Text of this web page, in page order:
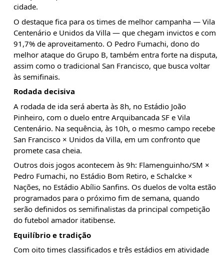
cidade.
O destaque fica para os times de melhor campanha — Vila
Centenário e Unidos da Villa — que chegam invictos e com
91,7% de aproveitamento. O Pedro Fumachi, dono do
melhor ataque do Grupo B, também entra forte na disputa,
assim como o tradicional San Francisco, que busca voltar
às semifinais.
Rodada decisiva
A rodada de ida será aberta às 8h, no Estádio João
Pinheiro, com o duelo entre Arquibancada SF e Vila
Centenário. Na sequência, às 10h, o mesmo campo recebe
San Francisco × Unidos da Villa, em um confronto que
promete casa cheia.
Outros dois jogos acontecem às 9h: Flamenguinho/SM ×
Pedro Fumachi, no Estádio Bom Retiro, e Schalcke ×
Nações, no Estádio Abílio Sanfins. Os duelos de volta estão
programados para o próximo fim de semana, quando
serão definidos os semifinalistas da principal competição
do futebol amador itatibense.
Equilíbrio e tradição
Com oito times classificados e três estádios em atividade